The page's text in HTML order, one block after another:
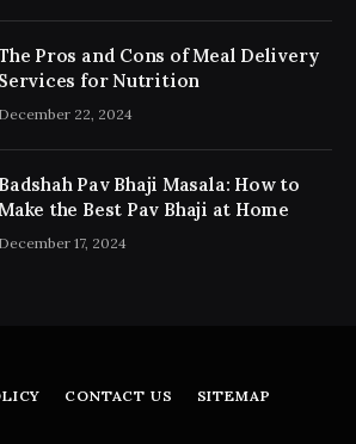
Pros and Cons of Meal Delivery
Services for Nutrition
December 22, 2024
Badshah Pav Bhaji Masala: How to
the Best Pav Bhaji at Home
December 17, 2024
CONTACT US SITEMAP